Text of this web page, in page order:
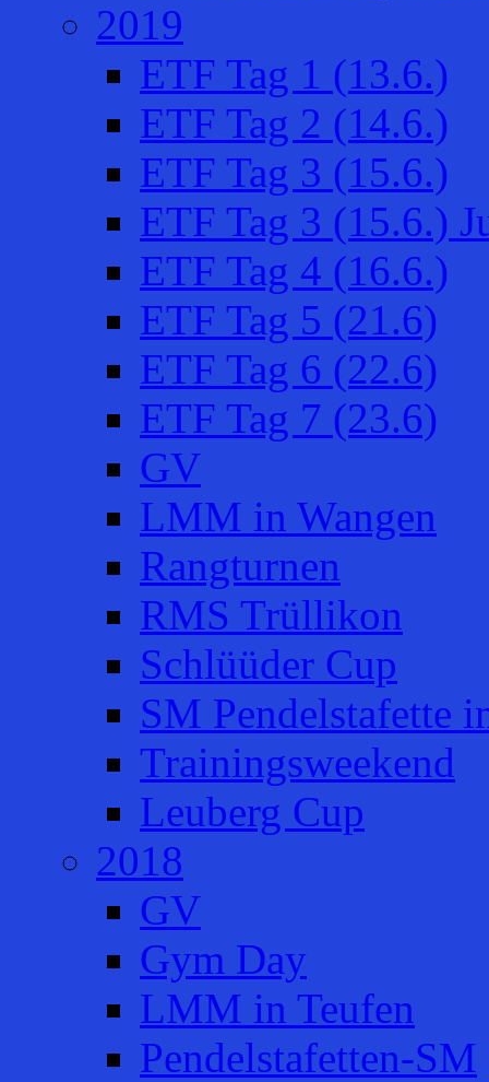
2019
ETF Tag 1 (13.6.)
ETF Tag 2 (14.6.)
ETF Tag 3 (15.6.)
ETF Tag 3 (15.6.)
ETF Tag 4 (16.6.)
ETF Tag 5 (21.6)
ETF Tag 6 (22.6)
ETF Tag 7 (23.6)
GV
LMM in Wangen
Rangturnen
RMS Trüllikon
Schlüüder Cup
SM Pendelstafette
Trainingsweekend
Leuberg Cup
2018
GV
Gym Day
LMM in Teufen
Pendelstafetten-SM